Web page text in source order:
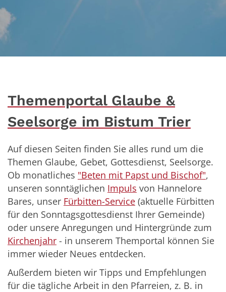
Themenportal Glaube &
Seelsorge im Bistum Trier
Auf diesen Seiten finden Sie alles rund um die
Themen Glaube, Gebet, Gottesdienst, Seelsorge.
Ob monatliches "Beten mit Papst und Bischof",
unseren sonntäglichen Impuls von Hannelore
Bares, unser Fürbitten-Service (aktuelle Fürbitten
für den Sonntagsgottesdienst Ihrer Gemeinde)
oder unsere Anregungen und Hintergründe zum
Kirchenjahr - in unserem Themportal können Sie
immer wieder Neues entdecken.
Außerdem bieten wir Tipps und Empfehlungen
für die tägliche Arbeit in den Pfarreien, z. B. in